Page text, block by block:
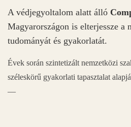
A védjegyoltalom alatt álló
Magyarországon is elterjessze a
tudományát és gyakorlatát.
Évek során szintetizált nemzetközi
széleskörű gyakorlati tapasztalat
—